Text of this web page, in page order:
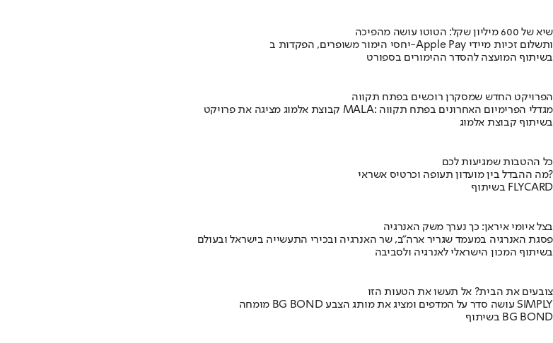
שיא של 600 מיליון שקל: הטוטו עושה מהפיכה
יחסי הימור משופרים, הפקדות ב-Apple Pay ותשלום זכיות מיידי
בשיתוף המועצה להסדר ההימורים בספורט
הפרויקט החדש שמסקרן רוכשים בפתח תקווה
קבוצת אלמוג מציגה את פרויקט MALA: מגדלי הפרימיום האחרונים בפתח תקווה
בשיתוף קבוצת אלמוג
כל ההטבות שמגיעות לכם
מה ההבדל בין מועדון תעופה וכרטיס אשראי?
בשיתוף FLYCARD
בצל איומי איראן: כך נערך משק האנרגיה
פסגת האנרגיה במעמד שגריר ארה"ב, שר האנרגיה ובכירי התעשייה בישראל ובעולם
בשיתוף המכון הישראלי לאנרגיה ולסביבה
צובעים את הבית? אל תעשו את הטעות הזו
מומחה BG BOND עושה סדר על המדפים ומציג את מותג הצבע SIMPLY
בשיתוף BG BOND